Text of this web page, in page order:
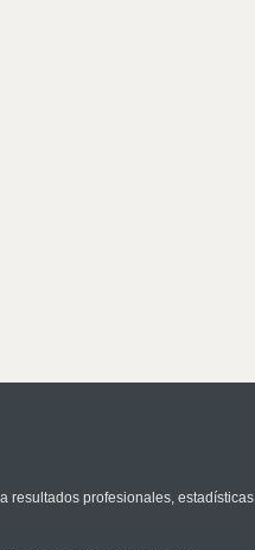
resultados profesionales, estadísticas